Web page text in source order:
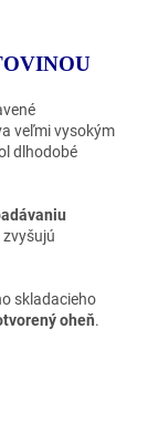
veľmi vysokým
dlhodobé
zvyšujú
skladacieho
oheň.